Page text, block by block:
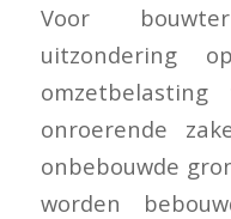
Voor
uitzondering
onroerende
onbebouwde
worden